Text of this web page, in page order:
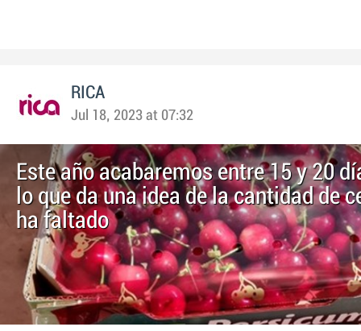
RICA
Jul 18, 2023 at 07:32
Este año acabaremos entre 15 y 20
lo que da una idea de la cantidad de
ha faltado